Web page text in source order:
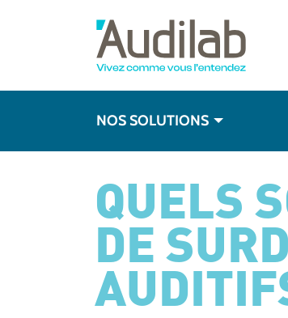
NOS SOLUTIONS
QUELS
DE